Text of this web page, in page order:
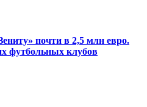
почти в 2,5 млн евро.
футбольных клубов